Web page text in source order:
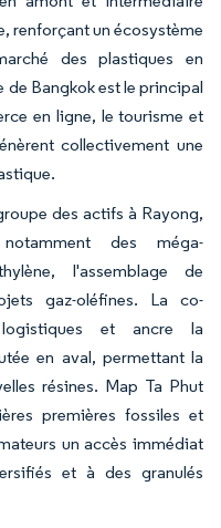
renforçant un écosystème
des plastiques en
Bangkok est le principal
en ligne, le tourisme et
collectivement une
des actifs à Rayong,
des méga-
l'assemblage de
gaz-oléfines. La co-
et ancre la
en aval, permettant la
résines. Map Ta Phut
premières fossiles et
un accès immédiat
et à des granulés